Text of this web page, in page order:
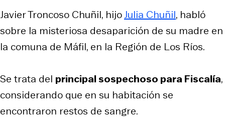
Javier Troncoso Chuñil, hijoJulia Chuñil, habló
sobre la misteriosa desaparición de su madre en
la comuna de Máfil, en la Región de Los Ríos.
Se trata del principal sospechoso para Fiscalía,
considerando que en su habitación se
encontraron restos de sangre.